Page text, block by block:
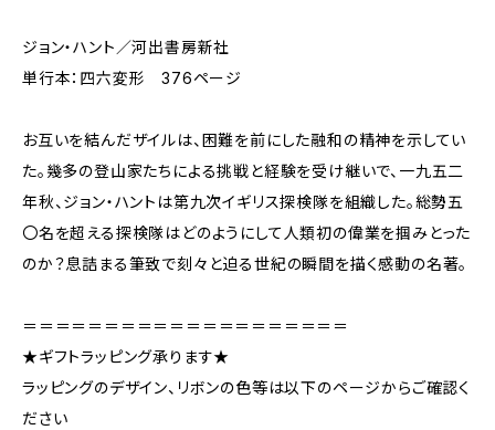
ジョン・ハント／河出書房新社
単行本：四六変形 376ページ
お互いを結んだザイルは、困難を前にした融和の精神を示してい
た。幾多の登山家たちによる挑戦と経験を受け継いで、一九五二
年秋、ジョン・ハントは第九次イギリス探検隊を組織した。総勢五
〇名を超える探検隊はどのようにして人類初の偉業を掴みとった
のか？息詰まる筆致で刻々と迫る世紀の瞬間を描く感動の名著。
＝＝＝＝＝＝＝＝＝＝＝＝＝＝＝＝＝＝＝＝
★ギフトラッピング承ります★
ラッピングのデザイン、リボンの色等は以下のページからご確認く
ださい